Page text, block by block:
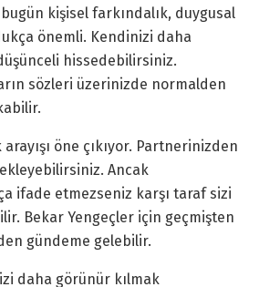
kişisel farkındalık, duygusal
önemli. Kendinizi daha
hissedebilirsiniz.
sözleri üzerinizde normalden
öne çıkıyor. Partnerinizden
Ancak
ifade etmezseniz karşı taraf sizi
Bekar Yengeçler için geçmişten
gündeme gelebilir.
daha görünür kılmak